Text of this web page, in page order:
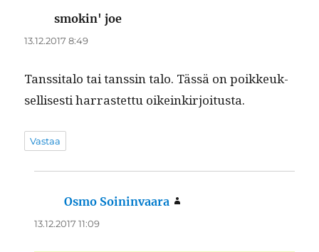
smokin' joe
13.12.2017 8:49
Tanssi­ta­lo tai tanssin talo. Tässä on poikkeuk­
sel­lis­es­ti har­rastet­tu oikeinkirjoitusta.
Vastaa
Osmo Soininvaara
13.12.2017 11:09